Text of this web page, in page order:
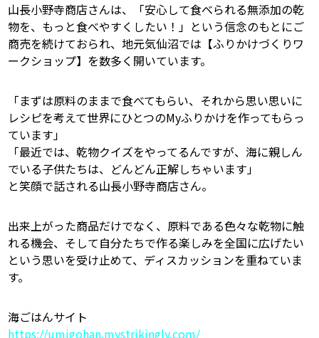
山長小野寺商店さんは、「安心して食べられる無添加の乾
物を、もっと食べやすくしたい！」という信念のもとにご
商売を続けておられ、地元気仙沼では【ふりかけづくりワ
ークショップ】を数多く開いています。
「まずは原料のままで食べてもらい、それから思い思いに
レシピを考えて世界にひとつのMyふりかけを作ってもらっ
ています」
「最近では、乾物クイズをやってるんですが、海に親しん
でいる子供たちは、どんどん正解しちゃいます」
と笑顔で話される山長小野寺商店さん。
出来上がった商品だけでなく、原料である色々な乾物に触
れる機会、そして自分たちで作る楽しみを全国に広げたい
という思いを受け止めて、ディスカッションを重ねていま
す。
海ごはんサイト
https://umigohan.mystrikingly.com/